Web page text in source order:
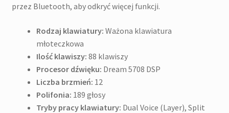
przez Bluetooth, aby odkryć więcej funkcji.
Rodzaj klawiatury: Ważona klawiatura
młoteczkowa
Ilość klawiszy: 88 klawiszy
Procesor dźwięku: Dream 5708 DSP
Liczba brzmień: 12
Polifonia: 189 głosy
Tryby pracy klawiatury: Dual Voice (Layer), Split